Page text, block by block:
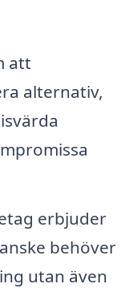
att
alternativ,
erbjuder
behöver
utan även